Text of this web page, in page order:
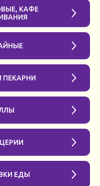
КАФЕ
ПЕКАРНИ
ЕДЫ